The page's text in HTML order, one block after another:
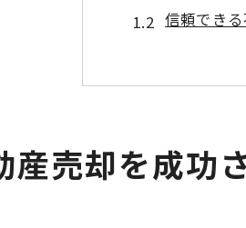
信頼でき
住宅ロー
市場分析
必要書類
不動産売却の
産売却を成功